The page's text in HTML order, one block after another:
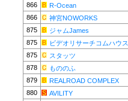
866
R-Ocean
866
神宮NOWORKS
875
ジャムJames
875
ビデオリサーチコムハウス
875
スタッツ
878
もののふ
879
REALROAD COMPLEX
880
AVILITY